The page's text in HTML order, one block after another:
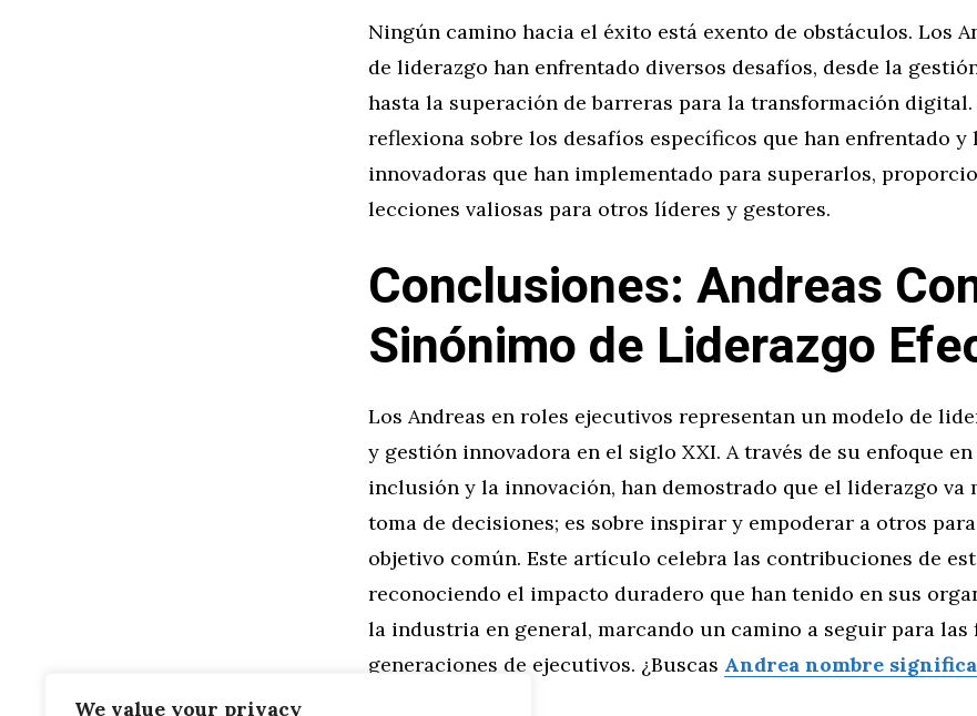
We value your privacy
Ningún camino hacia el éxito está exento de obstáculos. Los
de liderazgo han enfrentado diversos desafíos, desde la
hasta la superación de barreras para la transformación digital.
reflexiona sobre los desafíos específicos que han enfrentado y
innovadoras que han implementado para superarlos,
lecciones valiosas para otros líderes y gestores.
Conclusiones: Andreas
Sinónimo de Liderazgo
Los Andreas en roles ejecutivos representan un modelo de
y gestión innovadora en el siglo XXI. A través de su enfoque
inclusión y la innovación, han demostrado que el liderazgo va
toma de decisiones; es sobre inspirar y empoderar a otros
objetivo común. Este artículo celebra las contribuciones de
reconociendo el impacto duradero que han tenido en sus
la industria en general, marcando un camino a seguir para las
generaciones de ejecutivos. ¿Buscas Andrea nombre